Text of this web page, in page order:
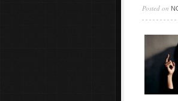
Posted on